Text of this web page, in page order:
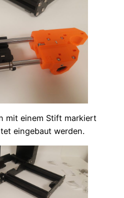
mit einem Stift markiert
eingebaut werden.